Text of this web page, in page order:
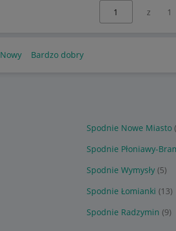
z 1
Nowy Bardzo dobry
Spodnie Nowe Miasto
Spodnie Płoniawy-
Spodnie Wymysły (5)
Spodnie Łomianki (13)
Spodnie Radzymin (9)